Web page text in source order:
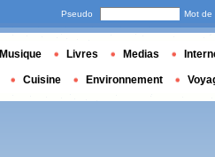
Pseudo Mot de
Musique Livres Medias
Cuisine Environnement